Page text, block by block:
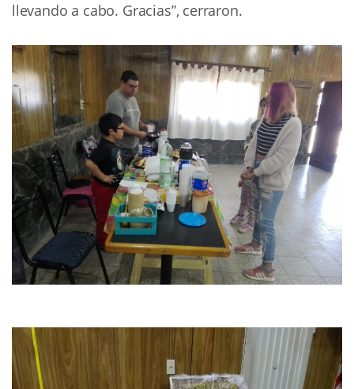
llevando a cabo. Gracias”, cerraron.